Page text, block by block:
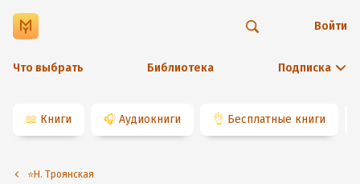
Что выбрать Библиотека Подписка
Войти
📖 Книги 🎧 Аудиокниги 👌 Бесплатные книги
⭐️Н. Троянская